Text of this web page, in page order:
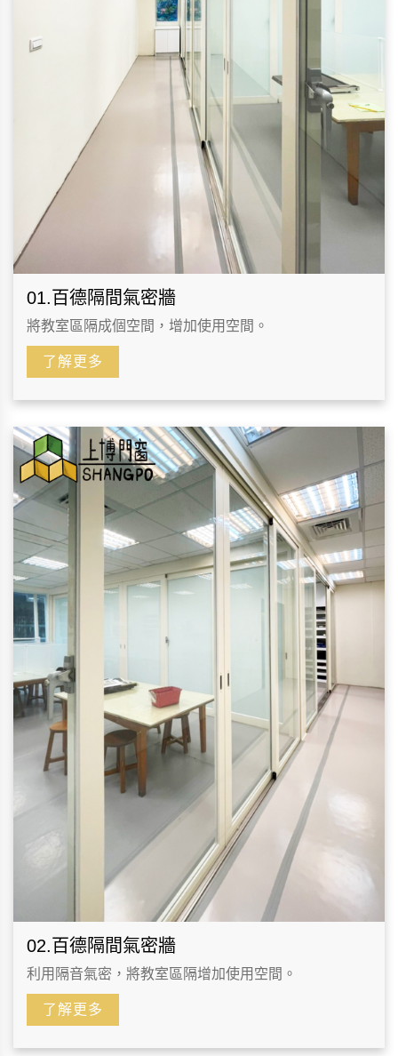
01.百德隔間氣密牆
將教室區隔成個空間，增加使用空間。
了解更多
02.百德隔間氣密牆
利用隔音氣密，將教室區隔增加使用空間。
了解更多